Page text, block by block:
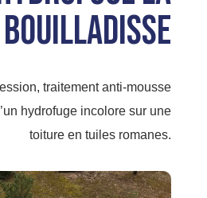
BOUILLADISSE
traitement anti-mousse
hydrofuge incolore sur une
toiture en tuiles romanes.